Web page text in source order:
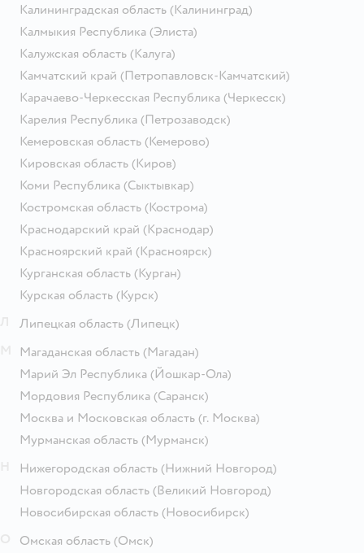
Калининградская область (Калининград)
Калмыкия Республика (Элиста)
Калужская область (Калуга)
Камчатский край (Петропавловск-Камчатский)
Карачаево-Черкесская Республика (Черкесск)
Карелия Республика (Петрозаводск)
Кемеровская область (Кемерово)
Кировская область (Киров)
Коми Республика (Сыктывкар)
Костромская область (Кострома)
Краснодарский край (Краснодар)
Красноярский край (Красноярск)
Курганская область (Курган)
Курская область (Курск)
Липецкая область (Липецк)
Магаданская область (Магадан)
Марий Эл Республика (Йошкар-Ола)
Мордовия Республика (Саранск)
Москва и Московская область (г. Москва)
Мурманская область (Мурманск)
Нижегородская область (Нижний Новгород)
Новгородская область (Великий Новгород)
Новосибирская область (Новосибирск)
Омская область (Омск)